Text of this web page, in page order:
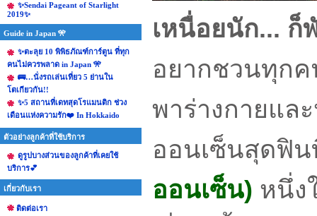
✨Sendai Pageant of Starlight
2019✨
Guide in Japan 🎌
✨ตะลุย 10 พิพิธภัณฑ์การ์ตูน ที่ทุก
คนไม่ควรพลาด in Japan 🎌
🚌…นั่งรถเล่นเที่ยว 5 ย่านใน
โตเกียวกัน!!
✨5 สถานที่เดทสุดโรแมนติก ช่วง
เดือนแห่งความรัก❤️ In Hokkaido
ตัวอย่างลูกค้าที่ใช้บริการ
ดูรูปบางส่วนของลูกค้าที่เคยใช้
บริการ💕
เกี่ยวกับเรา
ติดต่อเรา
เหนื่อยนัก... ก็
อยากชวนทุก
พาร่างกายแล
ออนเซ็นสุดฟิ
ออนเซ็น) หนึ่ง